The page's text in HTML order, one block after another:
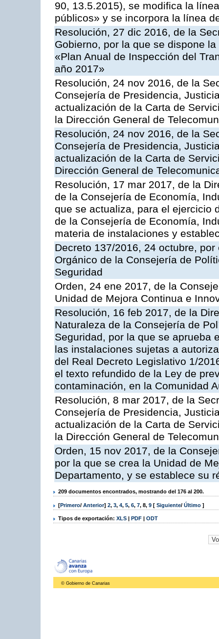
90, 13.5.2015), se modifica la
públicos» y se incorpora la línea
Resolución, 27 dic 2016, de la
Gobierno, por la que se dispone
«Plan Anual de Inspección del
año 2017»
Resolución, 24 nov 2016, de la
Consejería de Presidencia,
actualización de la Carta de
la Dirección General de
Resolución, 24 nov 2016, de la
Consejería de Presidencia,
actualización de la Carta de
Dirección General de
Resolución, 17 mar 2017, de la
de la Consejería de Economía,
que se actualiza, para el ejercicio
de la Consejería de Economía,
materia de instalaciones y
Decreto 137/2016, 24 octubre,
Orgánico de la Consejería de
Seguridad
Orden, 24 ene 2017, de la
Unidad de Mejora Continua e
Resolución, 16 feb 2017, de la
Naturaleza de la Consejería de
Seguridad, por la que se aprueba
las instalaciones sujetas a
del Real Decreto Legislativo 1/
el texto refundido de la Ley de
contaminación, en la Comunidad
Resolución, 8 mar 2017, de la
Consejería de Presidencia,
actualización de la Carta de
la Dirección General de
Orden, 15 nov 2017, de la
por la que se crea la Unidad de
Departamento, y se establece su
209 documentos encontrados, mostrando del 176 al 200.
[Primero/ Anterior] 2, 3, 4, 5, 6, 7, 8, 9 [ Siguiente/ Último ]
Tipos de exportación: XLS | PDF | ODT
© Gobierno de Canarias